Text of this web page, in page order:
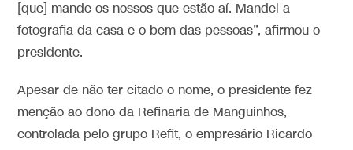
[que] mande os nossos que estão aí. Mandei a
fotografia da casa e o bem das pessoas”, afirmou o
presidente.
Apesar de não ter citado o nome, o presidente fez
menção ao dono da Refinaria de Manguinhos,
controlada pelo grupo Refit, o empresário Ricardo